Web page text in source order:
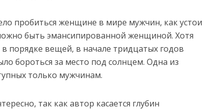
пробиться женщине в мире мужчин, как устои
быть эмансипированной женщиной. Хотя
порядке вещей, в начале тридцатых годов
бороться за место под солнцем. Одна из
только мужчинам.
так как автор касается глубин